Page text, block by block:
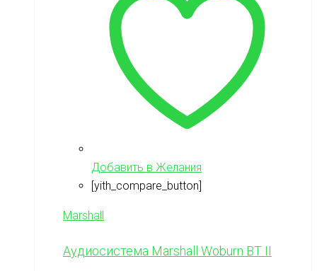
Добавить в Желания
[yith_compare_button]
Marshall
Аудиосистема Marshall Woburn BT II